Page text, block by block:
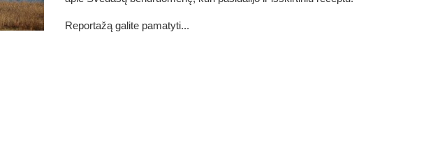
Reportažą galite pamatyti...